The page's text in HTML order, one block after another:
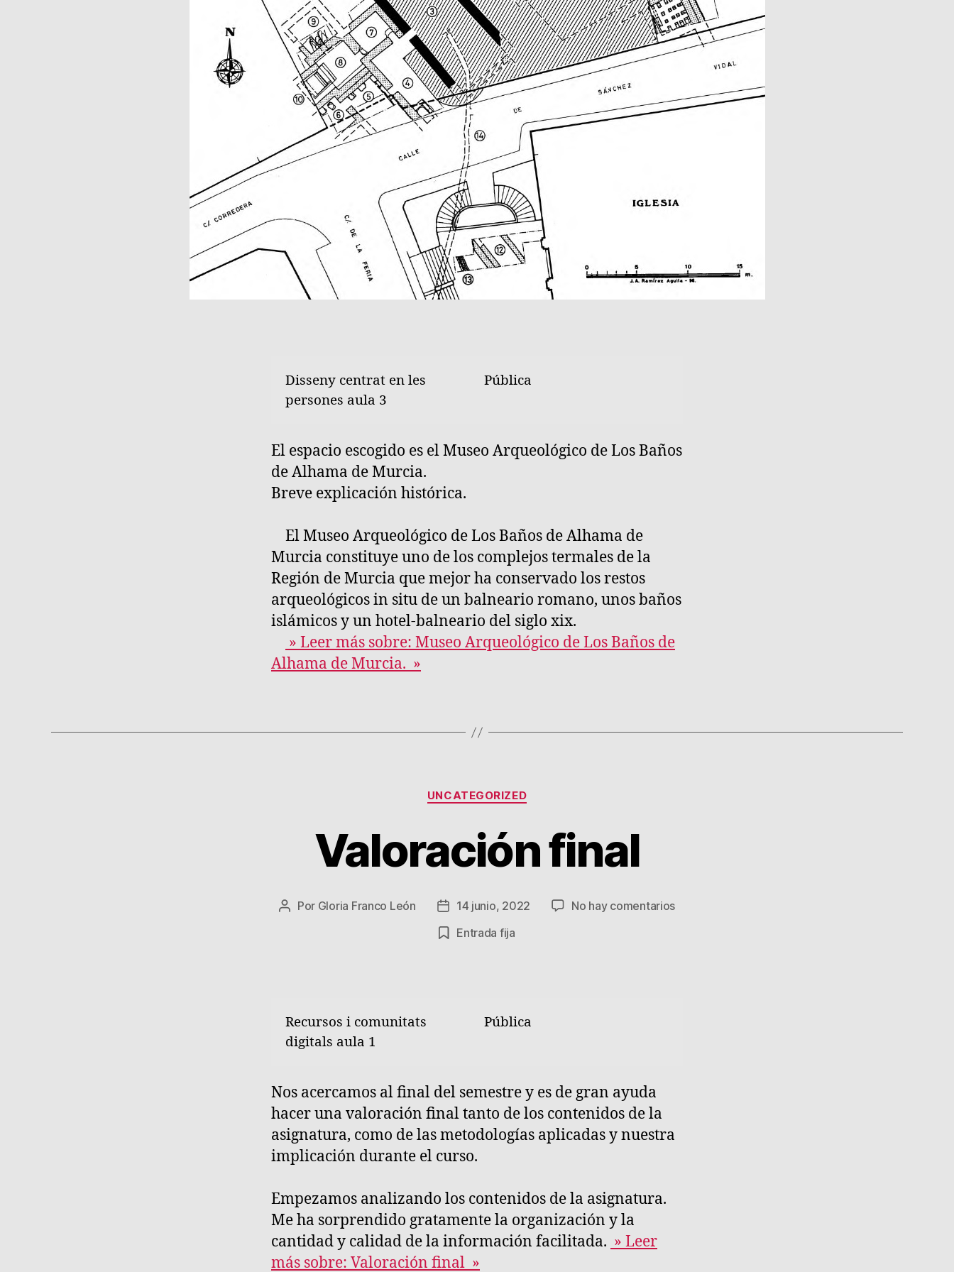
Disseny centrat en les
persones aula 3
Pública
El espacio escogido es el Museo Arqueológico de Los Baños
de Alhama de Murcia.
Breve explicación histórica.
El Museo Arqueológico de Los Baños de Alhama de
Murcia constituye uno de los complejos termales de la
Región de Murcia que mejor ha conservado los restos
arqueológicos in situ de un balneario romano, unos baños
islámicos y un hotel-balneario del siglo xix.
» Leer más sobre: Museo Arqueológico de Los Baños de
Alhama de Murcia. »
Categorías
UNCATEGORIZED
Valoración final
Autor
Por Gloria Franco León
Fecha
de
la
14 junio, 2022 No hay comentariosen
Entrada fija
Recursos i comunitats
digitals aula 1
Pública
Nos acercamos al final del semestre y es de gran ayuda
hacer una valoración final tanto de los contenidos de la
asignatura, como de las metodologías aplicadas y nuestra
implicación durante el curso.
Empezamos analizando los contenidos de la asignatura.
Me ha sorprendido gratamente la organización y la
cantidad y calidad de la información facilitada. » Leer
más sobre: Valoración final »